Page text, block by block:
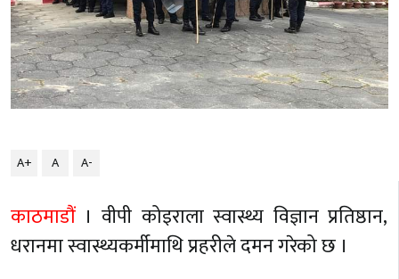
A+ A A-
काठमाडौं। वीपी कोइराला स्वास्थ्य विज्ञान प्रतिष्ठान,
धरानमा स्वास्थ्यकर्मीमाथि प्रहरीले दमन गरेको छ ।